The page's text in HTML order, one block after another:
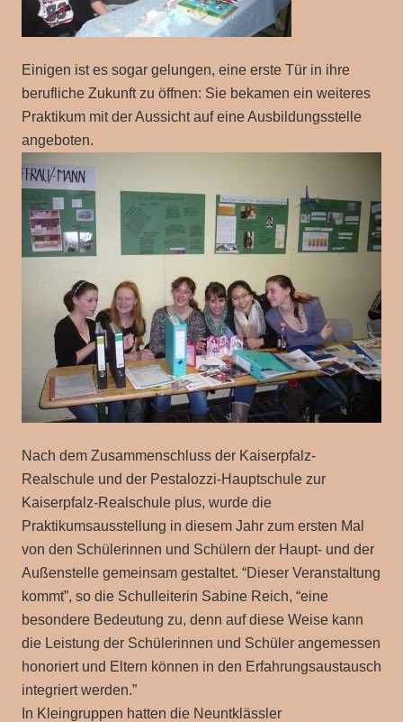
Einigen ist es sogar gelungen, eine erste Tür in ihre
berufliche Zukunft zu öffnen: Sie bekamen ein weiteres
Praktikum mit der Aussicht auf eine Ausbildungsstelle
angeboten.
Nach dem Zusammenschluss der Kaiserpfalz-
Realschule und der Pestalozzi-Hauptschule zur
Kaiserpfalz-Realschule plus, wurde die
Praktikumsausstellung in diesem Jahr zum ersten Mal
von den Schülerinnen und Schülern der Haupt- und der
Außenstelle gemeinsam gestaltet. “Dieser Veranstaltung
kommt”, so die Schulleiterin Sabine Reich, “eine
besondere Bedeutung zu, denn auf diese Weise kann
die Leistung der Schülerinnen und Schüler angemessen
honoriert und Eltern können in den Erfahrungsaustausch
integriert werden.”
In Kleingruppen hatten die Neuntklässler